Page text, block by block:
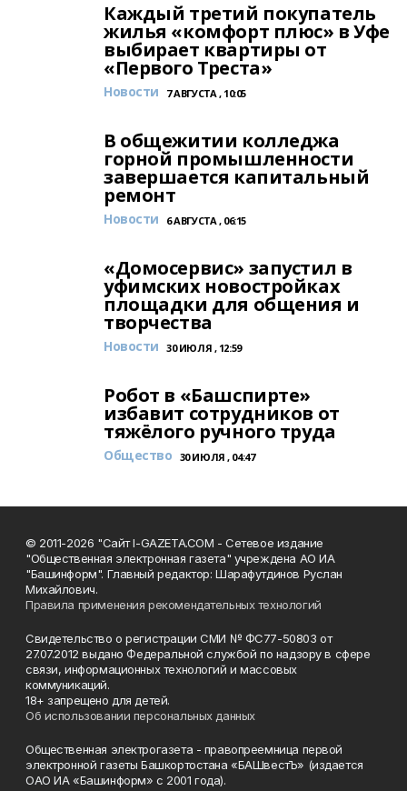
Каждый третий покупатель
жилья «комфорт плюс» в Уфе
выбирает квартиры от
«Первого Треста»
Новости 7 АВГУСТА , 10:05
В общежитии колледжа
горной промышленности
завершается капитальный
ремонт
Новости 6 АВГУСТА , 06:15
«Домосервис» запустил в
уфимских новостройках
площадки для общения и
творчества
Новости 30 ИЮЛЯ , 12:59
Робот в «Башспирте»
избавит сотрудников от
тяжёлого ручного труда
Общество 30 ИЮЛЯ , 04:47
© 2011-2026 "Сайт I-GAZETA.COM - Сетевое издание
"Общественная электронная газета" учреждена АО ИА
"Башинформ". Главный редактор: Шарафутдинов Руслан
Михайлович.
Правила применения рекомендательных технологий
Свидетельство о регистрации СМИ № ФС77-50803 от
27.07.2012 выдано Федеральной службой по надзору в сфере
связи, информационных технологий и массовых
коммуникаций.
18+ запрещено для детей.
Об использовании персональных данных
Общественная электрогазета - правопреемница первой
электронной газеты Башкортостана «БАШвестЪ» (издается
ОАО ИА «Башинформ» с 2001 года).